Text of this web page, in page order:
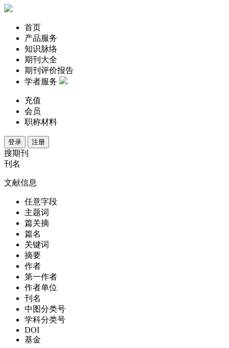
首页
产品服务
知识脉络
期刊大全
期刊评价报告
学者服务
充值
会员
职称材料
登录 注册
搜期刊
刊名
文献信息
任意字段
主题词
篇关摘
篇名
关键词
摘要
作者
第一作者
作者单位
刊名
中图分类号
学科分类号
DOI
基金